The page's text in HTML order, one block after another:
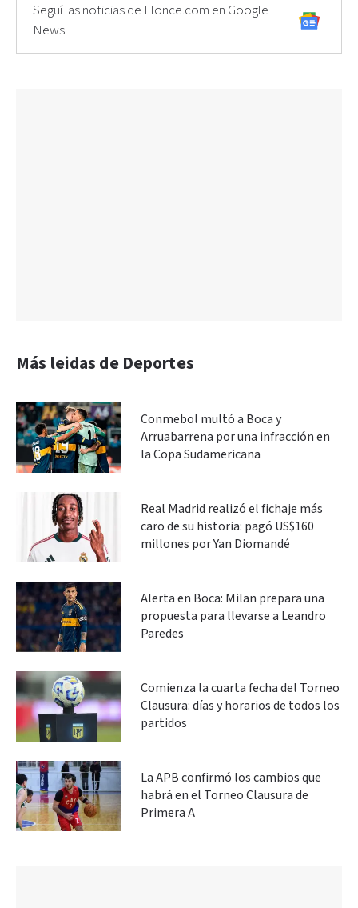
Seguí las noticias de Elonce.com en Google
News
Más leidas de Deportes
Conmebol multó a Boca y
Arruabarrena por una infracción en
la Copa Sudamericana
Real Madrid realizó el fichaje más
caro de su historia: pagó US$160
millones por Yan Diomandé
Alerta en Boca: Milan prepara una
propuesta para llevarse a Leandro
Paredes
Comienza la cuarta fecha del Torneo
Clausura: días y horarios de todos los
partidos
La APB confirmó los cambios que
habrá en el Torneo Clausura de
Primera A